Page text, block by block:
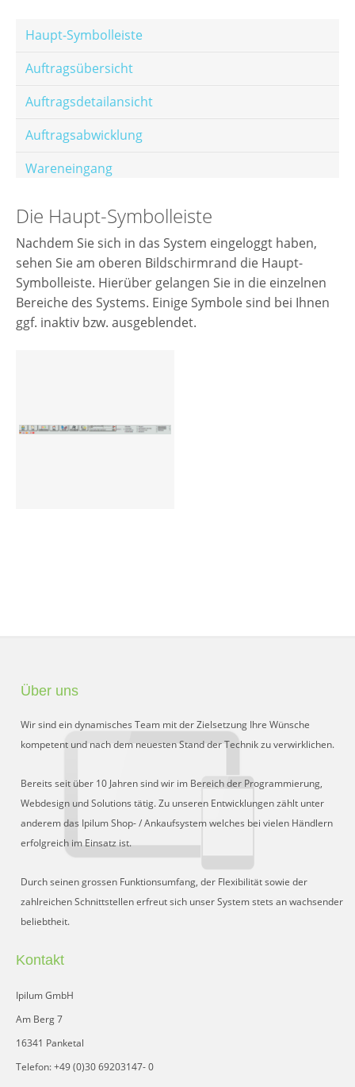
Haupt-Symbolleiste
Auftragsübersicht
Auftragsdetailansicht
Auftragsabwicklung
Wareneingang
E-Mail-Templates
Automatische Preisberechnung
Hinterlegen von Festpreisen
Salesrank-Staffeln
Sperrliste
Schnittstelle für Preisvergleiche
Liveeditor
Die Haupt-Symbolleiste
Nachdem Sie sich in das System eingeloggt haben,
sehen Sie am oberen Bildschirmrand die Haupt-
Symbolleiste. Hierüber gelangen Sie in die einzelnen
Bereiche des Systems. Einige Symbole sind bei Ihnen
ggf. inaktiv bzw. ausgeblendet.
Über uns
Wir sind ein dynamisches Team mit der Zielsetzung Ihre Wünsche
kompetent und nach dem neuesten Stand der Technik zu verwirklichen.
Bereits seit über 10 Jahren sind wir im Bereich der Programmierung,
Webdesign und Solutions tätig. Zu unseren Entwicklungen zählt unter
anderem das Ipilum Shop- / Ankaufsystem welches bei vielen Händlern
erfolgreich im Einsatz ist.
Durch seinen grossen Funktionsumfang, der Flexibilität sowie der
zahlreichen Schnittstellen erfreut sich unser System stets an wachsender
beliebtheit.
Kontakt
Ipilum GmbH
Am Berg 7
16341 Panketal
Telefon: +49 (0)30 69203147- 0